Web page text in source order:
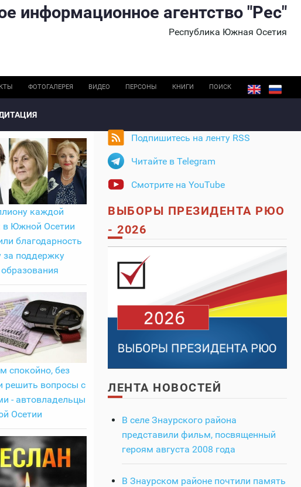
информационное агентство "Рес"
Республика Южная Осетия
ФОТОГАЛЕРЕЯ ВИДЕО ПЕРСОНЫ КНИГИ ПОИСК
каждой
в Южной Осетии
благодарность
за поддержку
спокойно, без
решить вопросы с
- автовладельцы
Осетии
Подпишитесь на ленту RSS
Читайте в Telegram
Смотрите на YouTube
ВЫБОРЫ ПРЕЗИДЕНТА РЮО
- 2026
ЛЕНТА НОВОСТЕЙ
В селе Знаурского района
представили фильм, посвященный
героям августа 2008 года
В Знаурском районе почтили память